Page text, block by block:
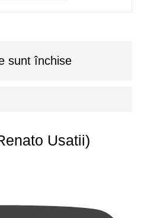
sunt închise
Usatii)